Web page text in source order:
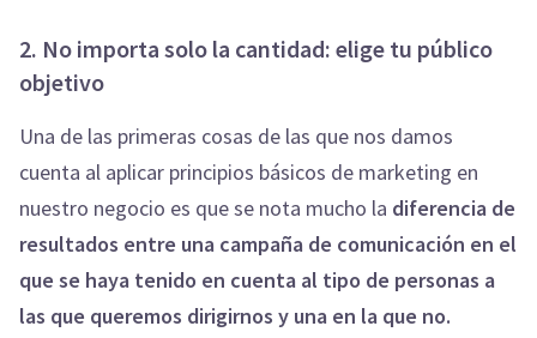
2. No importa solo la cantidad: elige tu público
objetivo
Una de las primeras cosas de las que nos damos
cuenta al aplicar principios básicos de marketing en
nuestro negocio es que se nota mucho la diferencia de
resultados entre una campaña de comunicación en el
que se haya tenido en cuenta al tipo de personas a
las que queremos dirigirnos y una en la que no.